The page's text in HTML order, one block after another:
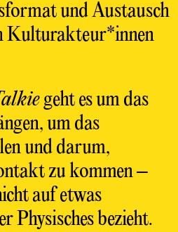
und Austausch
Kulturakteur*innen
geht es um das
um das
und darum,
zu kommen –
auf etwas
Physisches bezieht.